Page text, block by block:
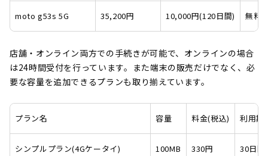
moto g53s 5G 35,200円 10,000円(120日間) 無料
店舗・オンライン両方での手続きが可能で、オンラインの場合
は24時間受付を行っています。また端末の販売だけでなく、必
要な容量を追加できるプランも取り揃えています。
プラン名 容量 料金(税込) 利用期
シンプルプラン(4Gケータイ) 100MB 330円 30日間